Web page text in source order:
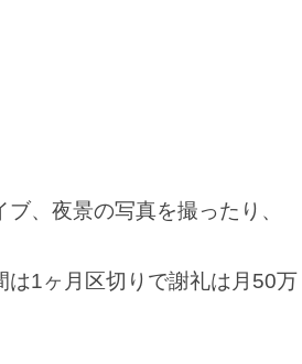
、夜景の写真を撮ったり、
は1ヶ月区切りで謝礼は月50万